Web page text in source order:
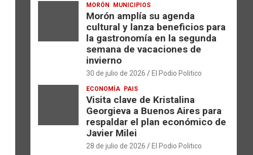
MORÓN MUNICIPIOS
Morón amplía su agenda
cultural y lanza beneficios para
la gastronomía en la segunda
semana de vacaciones de
invierno
30 de julio de 2026 El Podio Politico
ECONOMÍA PAIS
Visita clave de Kristalina
Georgieva a Buenos Aires para
respaldar el plan económico de
Javier Milei
28 de julio de 2026 El Podio Politico